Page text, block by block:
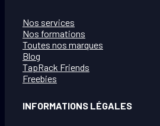
Nos services
Nos formations
Toutes nos marques
Blog
TapRack Friends
Freebies
INFORMATIONS LÉGALES